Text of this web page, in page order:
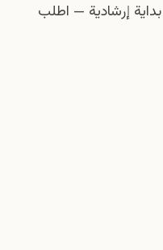
إرشادية — اطلب